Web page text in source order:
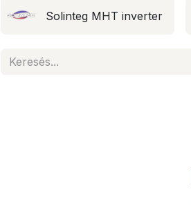
Solinteg MHT inverter